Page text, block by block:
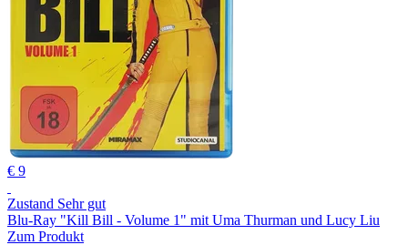
€ 9
Zustand Sehr gut
Blu-Ray "Kill Bill - Volume 1" mit Uma Thurman und Lucy Liu
Zum Produkt